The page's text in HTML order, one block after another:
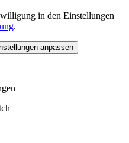
in den Einstellungen
.
anpassen